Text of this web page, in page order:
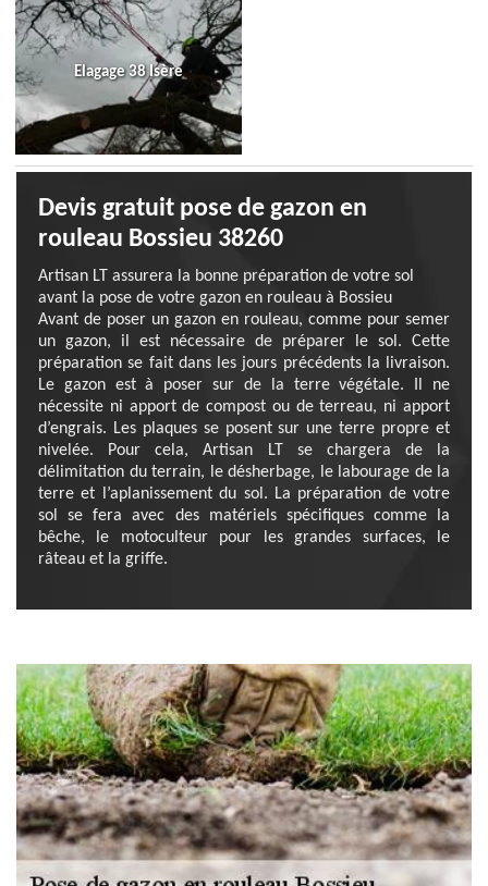
Elagage 38 Isère
Devis gratuit pose de gazon en
rouleau Bossieu 38260
Artisan LT assurera la bonne préparation de votre sol
avant la pose de votre gazon en rouleau à Bossieu
Avant de poser un gazon en rouleau, comme pour semer
un gazon, il est nécessaire de préparer le sol. Cette
préparation se fait dans les jours précédents la livraison.
Le gazon est à poser sur de la terre végétale. Il ne
nécessite ni apport de compost ou de terreau, ni apport
d’engrais. Les plaques se posent sur une terre propre et
nivelée. Pour cela, Artisan LT se chargera de la
délimitation du terrain, le désherbage, le labourage de la
terre et l’aplanissement du sol. La préparation de votre
sol se fera avec des matériels spécifiques comme la
bêche, le motoculteur pour les grandes surfaces, le
râteau et la griffe.